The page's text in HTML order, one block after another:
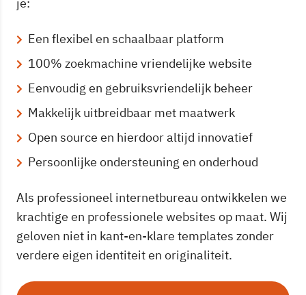
Een flexibel en schaalbaar platform
100% zoekmachine vriendelijke website
Eenvoudig en gebruiksvriendelijk beheer
Makkelijk uitbreidbaar met maatwerk
Open source en hierdoor altijd innovatief
Persoonlijke ondersteuning en onderhoud
Als professioneel internetbureau ontwikkelen we
krachtige en professionele websites op maat. Wij
geloven niet in kant-en-klare templates zonder
verdere eigen identiteit en originaliteit.